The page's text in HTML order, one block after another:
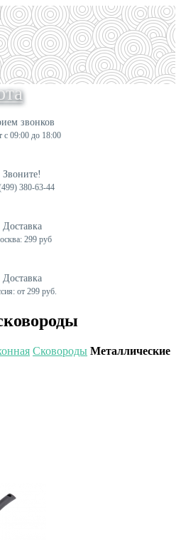
звонков
с 09:00 до 18:00
Звоните!
380-63-44
Доставка
299 руб
Доставка
от 299 руб.
Сковороды Металлические